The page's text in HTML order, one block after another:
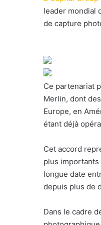
leader mondial
de capture
Ce partenariat
Merlin, dont
Europe, en
étant déjà
Cet accord
plus importants
longue date
depuis plus de
Dans le cadre